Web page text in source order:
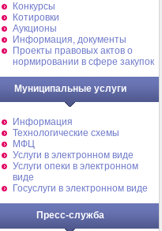
Конкурсы
Котировки
Аукционы
Информация, документы
Проекты правовых актов о
нормировании в сфере закупок
Муниципальные услуги
Информация
Технологические схемы
МФЦ
Услуги в электронном виде
Услуги опеки в электронном
виде
Госуслуги в электронном виде
Пресс-служба